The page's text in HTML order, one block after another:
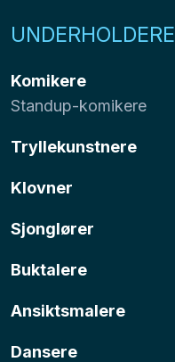
UNDERHOLDERE
Komikere
Standup-komikere
Tryllekunstnere
Klovner
Sjonglører
Buktalere
Ansiktsmalere
Dansere